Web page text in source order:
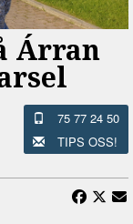
Árran
75 77 24 50
TIPS OSS!